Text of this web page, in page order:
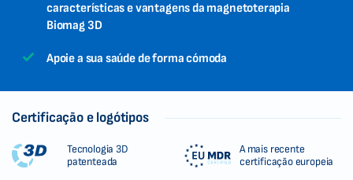
características e vantagens da magnetoterapia
Biomag 3D
Apoie a sua saúde de forma cómoda
Certificação e logótipos
Tecnologia 3D
patenteada
A mais recente
certificação europeia